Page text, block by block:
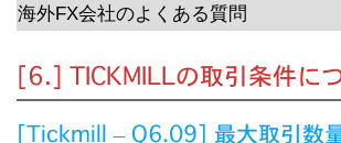
[6.] TICKMILLの取引条件に
[Tickmill – Q6.09] 最大取引数